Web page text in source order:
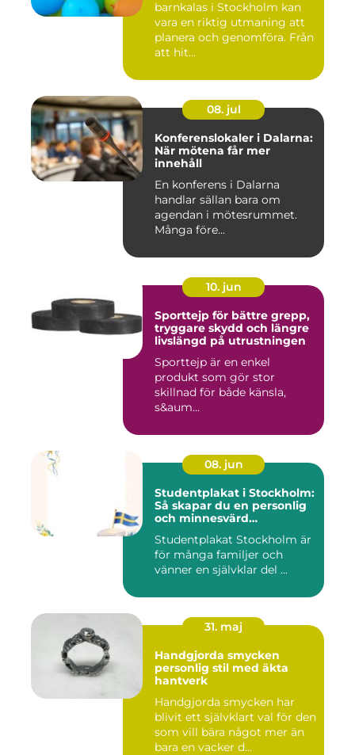
barnkalas i Stockholm kan
vara en riktig utmaning att
planera och genomföra. Från
att hit...
08. jul
Konferenslokaler i Dalarna:
När mötena får mer
innehåll
En konferens i Dalarna
handlar sällan bara om
agendan i mötesrummet.
Många före...
10. jun
Sporttejp för bättre grepp,
tryggare skydd och längre
livslängd på utrustningen
Sporttejp är en enkel
produkt som gör stor
skillnad för både känsla,
s&aum...
08. jun
Studentplakat i Stockholm:
Så skapar du en personlig
och minnesvärd
Studentplakat Stockholm är
för många familjer och
vänner en självklar del ...
31. maj
Handgjorda smycken
personlig stil med äkta
hantverk
Handgjorda smycken har
blivit ett självklart val för den
som vill bära något mer än
bara en vacker d...